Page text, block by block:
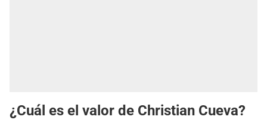
¿Cuál es el valor de Christian Cueva?